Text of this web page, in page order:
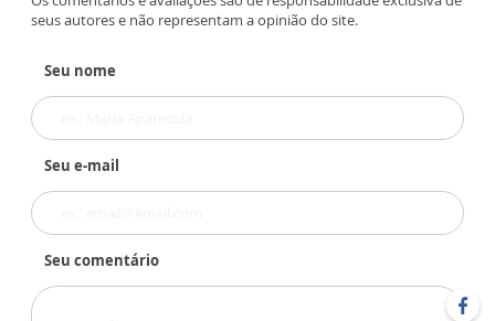
seus autores e não representam a opinião do site.
Seu nome
Seu e-mail
Seu comentário